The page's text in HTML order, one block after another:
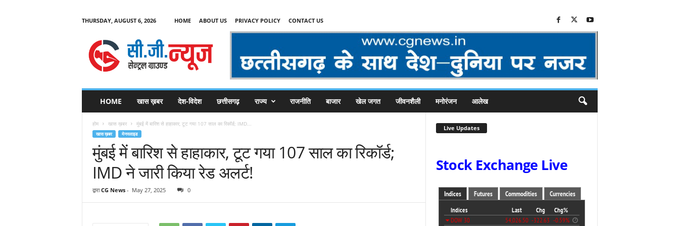
THURSDAY, AUGUST 6, 2026 HOME ABOUT US PRIVACY POLICY CONTACT US
C
HOME खास ख़बर देश-विदेश छत्तीसगढ़ राज्य राजनीति बाजार खेल जगत जीवनशैली मनोरंजन आलेख
होम खास ख़बर मुंबई में बारिश से हाहाकार, टूट गया 107 साल का रिकॉर्ड; IMD...
खास ख़बर मेनस्लाइड
मुंबई में बारिश से हाहाकार, टूट गया 107 साल का रिकॉर्ड;
IMD ने जारी किया रेड अलर्ट!
द्वारा CG News- May 27, 2025 0
Live Updates
Stock Exchange Live